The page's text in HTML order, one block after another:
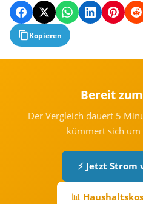
Kopieren
Bereit
Der Vergleich dauert 5
kümmert sich um
⚡ Jetzt
📊